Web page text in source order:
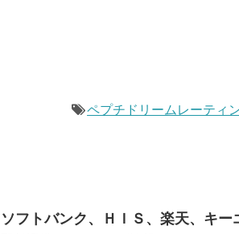
ペプチドリームレーティ
ソフトバンク、ＨＩＳ、楽天、キ